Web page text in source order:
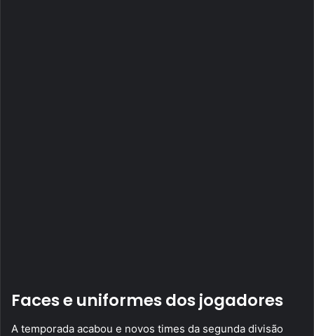
Faces e uniformes dos jogadores
A temporada acabou e novos times da segunda divisão